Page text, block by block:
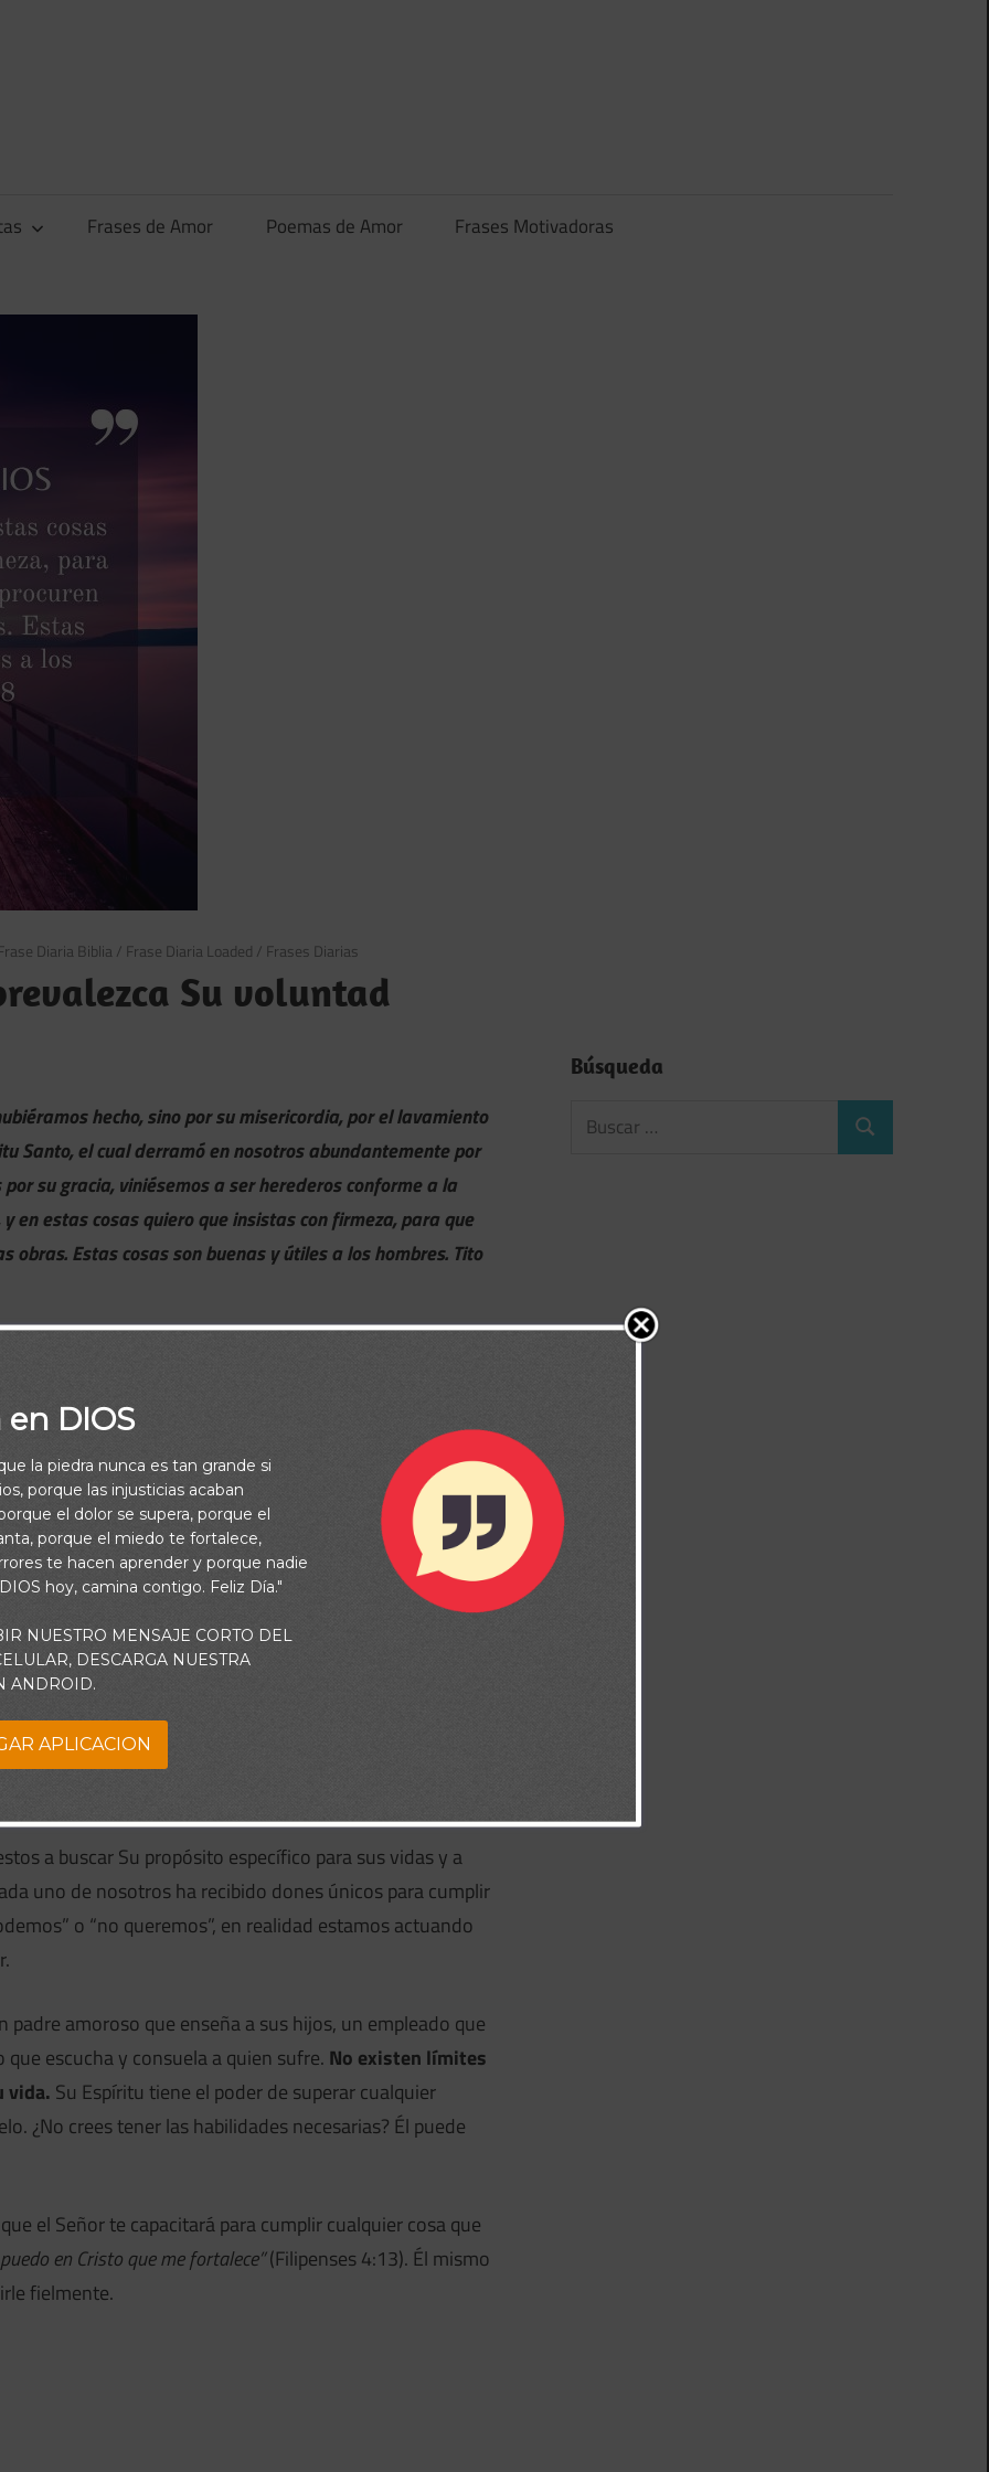
Frases de Amor Poemas de Amor Frases Motivadoras
Diaria Biblia / Frase Diaria Loaded / Frases Diarias
Su voluntad
hecho, sino por su misericordia, por el lavamiento
Santo, el cual derramó en nosotros abundantemente por
su gracia, viniésemos a ser herederos conforme a la
en estas cosas quiero que insistas con firmeza, para que
obras. Estas cosas son buenas y útiles a los hombres. Tito
a Dios, ¿cómo respondes? ¿Dices que sí, aunque no te
estás demasiado ocupado o piensas que no estás
a servir a Dios puede ser una forma sutil de
a buscar Su propósito específico para sus vidas y a
uno de nosotros ha recibido dones únicos para cumplir
o “no queremos”, en realidad estamos actuando
amoroso que enseña a sus hijos, un empleado que
escucha y consuela a quien sufre. No existen límites
vida. Su Espíritu tiene el poder de superar cualquier
¿No crees tener las habilidades necesarias? Él puede
el Señor te capacitará para cumplir cualquier cosa que
en Cristo que me fortalece”(Filipenses 4:13). Él mismo
fielmente.
Búsqueda
DIOS
la piedra nunca es tan grande si
porque las injusticias acaban
el dolor se supera, porque el
porque el miedo te fortalece,
te hacen aprender y porque nadie
hoy, camina contigo. Feliz Día."
NUESTRO MENSAJE CORTO DEL
DESCARGA NUESTRA
ANDROID.
APLICACION